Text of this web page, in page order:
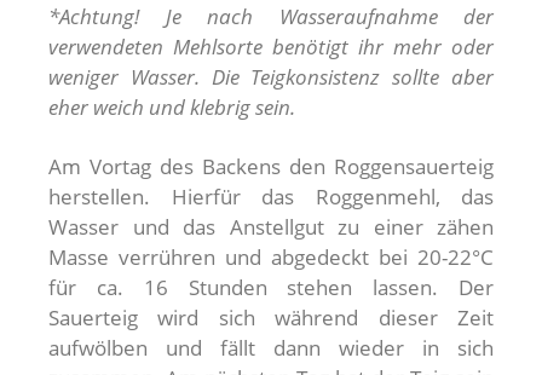
*Achtung! Je nach Wasseraufnahme der
verwendeten Mehlsorte benötigt ihr mehr oder
weniger Wasser. Die Teigkonsistenz sollte aber
eher weich und klebrig sein.
Am Vortag des Backens den Roggensauerteig
herstellen. Hierfür das Roggenmehl, das
Wasser und das Anstellgut zu einer zähen
Masse verrühren und abgedeckt bei 20-22°C
für ca. 16 Stunden stehen lassen. Der
Sauerteig wird sich während dieser Zeit
aufwölben und fällt dann wieder in sich